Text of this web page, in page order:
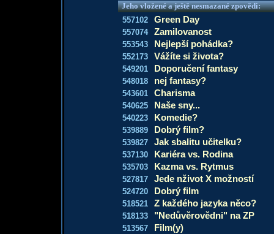
Jeho vložené a ještě nesmazané zpovědi:
557102
Green Day
557074 Zamilovanost
553543 Nejlepší pohádka?
552173 Vážíte si života?
549201 Doporučení fantasy
548018 nej fantasy?
543601 Charisma
540625 Naše sny...
540223 Komedie?
539889 Dobrý film?
539827 Jak sbalitu učitelku?
537130 Kariéra vs. Rodina
535703 Kazma vs. Rytmus
527817 Jede nživot X možností
524720 Dobrý film
518521 Z každého jazyka něco?
518133 "Nedůvěrovědni" na ZP
513567 Film(y)